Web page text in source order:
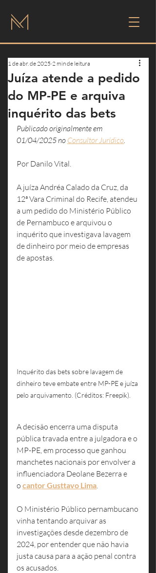
Juíza atende a pedido
do MP-PE e arquiva
inquérito das bets
1 de abr. de 2025 2 min de leitura
Publicado originalmente em
01/04/2025 no Consultor Jurídico.
Por Danilo Vital.
A juíza Andréa Calado da Cruz, da
12ª Vara Criminal do Recife, atendeu
a um pedido do Ministério Público
de Pernambuco e arquivou o
inquérito que investigava lavagem
de dinheiro por meio de empresas
de apostas.
Inquérito das bets sobre lavagem de
dinheiro teve embate entre MP-PE e juíza
pelo arquivamento. (Créditos: Freepik).
A decisão encerra uma disputa
pública travada entre a julgadora e o
MP-PE, em processo que ganhou
manchetes nacionais por envolver a
influenciadora Deolane Bezerra e
o cantor Gusttavo Lima
O Ministério Público pernambucano
vinha tentando arquivar as
investigações desde dezembro de
2024, por entender que não havia
justa causa para a ação penal contra
os acusados.